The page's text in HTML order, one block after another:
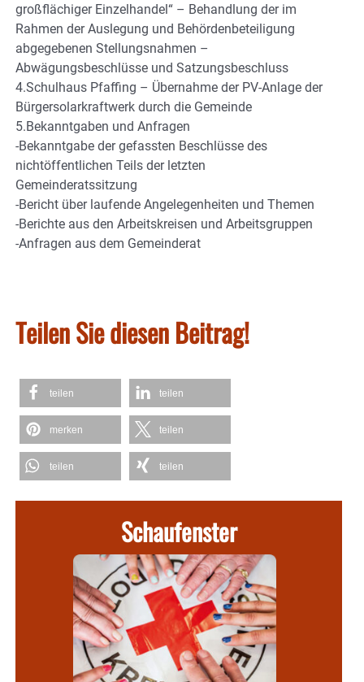
großflächiger Einzelhandel“ – Behandlung der im
Rahmen der Auslegung und Behördenbeteiligung
abgegebenen Stellungsnahmen –
Abwägungsbeschlüsse und Satzungsbeschluss
4.Schulhaus Pfaffing – Übernahme der PV-Anlage der
Bürgersolarkraftwerk durch die Gemeinde
5.Bekanntgaben und Anfragen
-Bekanntgabe der gefassten Beschlüsse des
nichtöffentlichen Teils der letzten
Gemeinderatssitzung
-Bericht über laufende Angelegenheiten und Themen
-Berichte aus den Arbeitskreisen und Arbeitsgruppen
-Anfragen aus dem Gemeinderat
Teilen Sie diesen Beitrag!
teilen teilen
merken teilen
teilen teilen
Schaufenster